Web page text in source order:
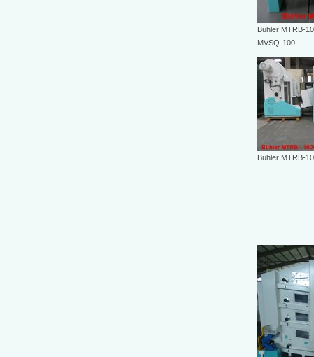
Bühler MTRB-
MVSQ-100
Bühler MTRB-